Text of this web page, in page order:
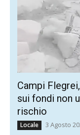
Campi
sui fondi non
rischio
Locale 3 Agosto